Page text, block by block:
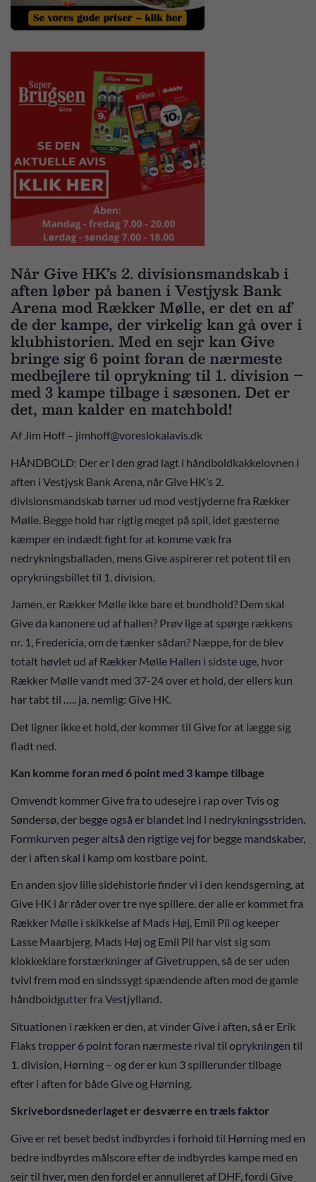
Når Give HK’s 2. divisionsmandskab i
aften løber på banen i Vestjysk Bank
Arena mod Rækker Mølle, er det en af
de der kampe, der virkelig kan gå over i
klubhistorien. Med en sejr kan Give
bringe sig 6 point foran de nærmeste
medbejlere til oprykning til 1. division –
med 3 kampe tilbage i sæsonen. Det er
det, man kalder en matchbold!
Af Jim Hoff – jimhoff@voreslokalavis.dk
HÅNDBOLD: Der er i den grad lagt i håndboldkakkelovnen i
aften i Vestjysk Bank Arena, når Give HK’s 2.
divisionsmandskab tørner ud mod vestjyderne fra Rækker
Mølle. Begge hold har rigtig meget på spil, idet gæsterne
kæmper en indædt fight for at komme væk fra
nedrykningsballaden, mens Give aspirerer ret potent til en
oprykningsbillet til 1. division.
Jamen, er Rækker Mølle ikke bare et bundhold? Dem skal
Give da kanonere ud af hallen? Prøv lige at spørge rækkens
nr. 1, Fredericia, om de tænker sådan? Næppe, for de blev
totalt høvlet ud af Rækker Mølle Hallen i sidste uge, hvor
Rækker Mølle vandt med 37-24 over et hold, der ellers kun
har tabt til ….. ja, nemlig: Give HK.
Det ligner ikke et hold, der kommer til Give for at lægge sig
fladt ned.
Kan komme foran med 6 point med 3 kampe tilbage
Omvendt kommer Give fra to udesejre i rap over Tvis og
Søndersø, der begge også er blandet ind i nedrykningsstriden.
Formkurven peger altså den rigtige vej for begge mandskaber,
der i aften skal i kamp om kostbare point.
En anden sjov lille sidehistorie finder vi i den kendsgerning, at
Give HK i år råder over tre nye spillere, der alle er kommet fra
Rækker Mølle i skikkelse af Mads Høj, Emil Pil og keeper
Lasse Maarbjerg. Mads Høj og Emil Pil har vist sig som
klokkeklare forstærkninger af Givetruppen, så de ser uden
tvivl frem mod en sindssygt spændende aften mod de gamle
håndboldgutter fra Vestjylland.
Situationen i rækken er den, at vinder Give i aften, så er Erik
Flaks tropper 6 point foran nærmeste rival til oprykningen til
1. division, Hørning – og der er kun 3 spillerunder tilbage
efter i aften for både Give og Hørning.
Skrivebordsnederlaget er desværre en træls faktor
Give er ret beset bedst indbyrdes i forhold til Hørning med en
bedre indbyrdes målscore efter de indbyrdes kampe med en
sejr til hver, men den fordel er annulleret af DHF, fordi Give